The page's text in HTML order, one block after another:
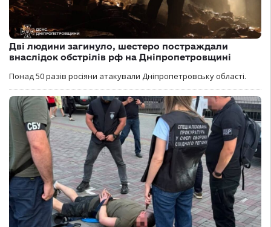
Дві людини загинуло, шестеро постраждали
внаслідок обстрілів рф на Дніпропетровщині
Понад 50 разів росіяни атакували Дніпропетровську області.